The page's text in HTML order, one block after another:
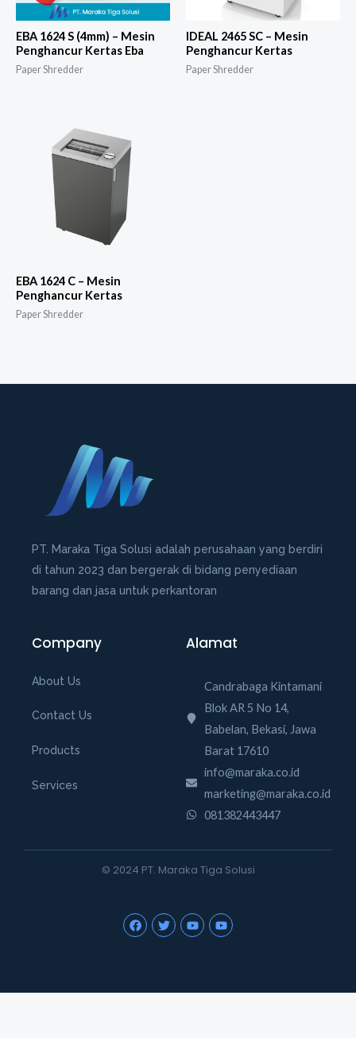
EBA 1624 S (4mm) – Mesin
Penghancur Kertas Eba
Paper Shredder
IDEAL 2465 SC – Mesin
Penghancur Kertas
Paper Shredder
EBA 1624 C – Mesin
Penghancur Kertas
Paper Shredder
PT. Maraka Tiga Solusi adalah perusahaan yang berdiri
di tahun 2023 dan bergerak di bidang penyediaan
barang dan jasa untuk perkantoran
Company
About Us
Contact Us
Products
Services
Alamat
Candrabaga Kintamani
Blok AR 5 No 14,
Babelan, Bekasi, Jawa
Barat 17610
info@maraka.co.id
marketing@maraka.co.id
081382443447
© 2024 PT. Maraka Tiga Solusi
F
a
o
T
w
r
Y
o
e
Y
o
e